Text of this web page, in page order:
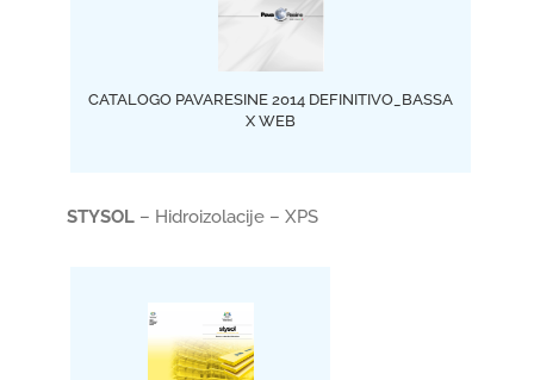
CATALOGO PAVARESINE 2014 DEFINITIVO_BASSA
X WEB
STYSOL– Hidroizolacije – XPS